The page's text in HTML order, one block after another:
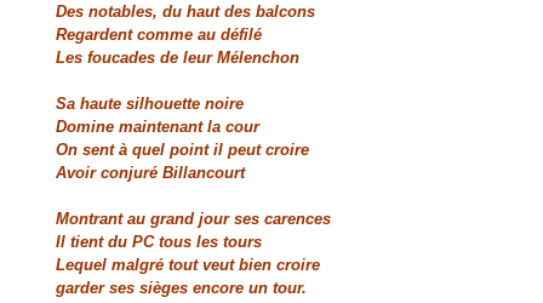
Des notables, du haut des balcons
Regardent comme au défilé
Les foucades de leur Mélenchon
Sa haute silhouette noire
Domine maintenant la cour
On sent à quel point il peut croire
Avoir conjuré Billancourt
Montrant au grand jour ses carences
Il tient du PC tous les tours
Lequel malgré tout veut bien croire
garder ses sièges encore un tour.